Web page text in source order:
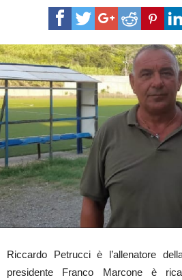
Riccardo Petrucci è l’allenatore
presidente Franco Marcone è